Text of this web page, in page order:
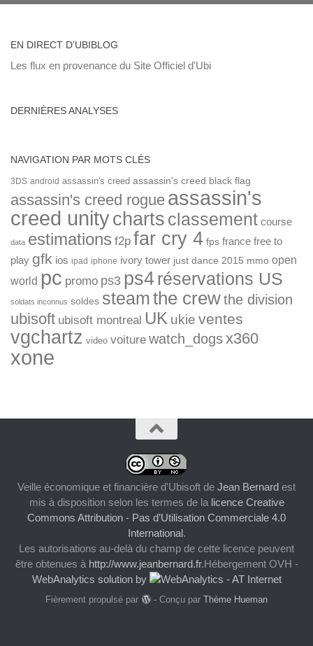
EN DIRECT D’UBIBLOG
Les flux en provenance du Site Officiel d'Ubi
DERNIÈRES ANALYSES
NAVIGATION PAR MOTS CLÉS
3DS android assassin's creed assassin's creed black flag
assassin's creed rogue assassin's
creed unitycharts classement course
data estimations f2p far cry 4 fps france free to
play gfk ios ipad iphone ivory tower just dance 2015 mmo open
world pc promo ps3 ps4réservations US
soldats inconnus soldes steamthe crewthe division
ubisoft ubisoft montreal UK ukie ventes
vgchartz video voiture watch_dogsx360
xone
Veille économique et financière d'Ubisoft de Jean Bernard est
mis à disposition selon les termes de la licence Creative
Commons Attribution - Pas d’Utilisation Commerciale 4.0
International.
Les autorisations au-delà du champ de cette licence peuvent
être obtenues à http://www.jeanbernard.fr.Hébergement OVH -
WebAnalytics solution by
Fièrement propulsé par - Conçu par Thème Hueman